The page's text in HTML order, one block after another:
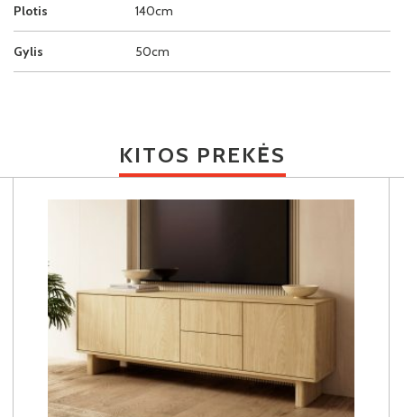
Plotis 140cm
Gylis 50cm
KITOS PREKĖS